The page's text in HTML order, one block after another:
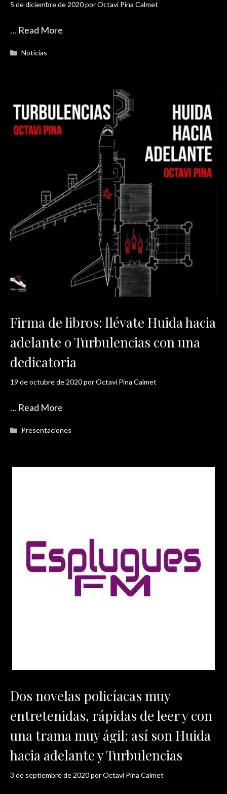
5 de diciembre de 2020porOctavi Pina Calmet
… Read More
Categorías
Noticias
Firma de libros: llévate Huida hacia
adelante o Turbulencias con una
dedicatoria
19 de octubre de 2020porOctavi Pina Calmet
… Read More
Categorías
Presentaciones
Dos novelas policíacas muy
entretenidas, rápidas de leer y con
una trama muy ágil: así son Huida
hacia adelante y Turbulencias
3 de septiembre de 2020porOctavi Pina Calmet